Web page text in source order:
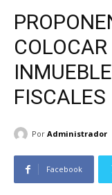
FISCALES
Por Administrador
Facebook